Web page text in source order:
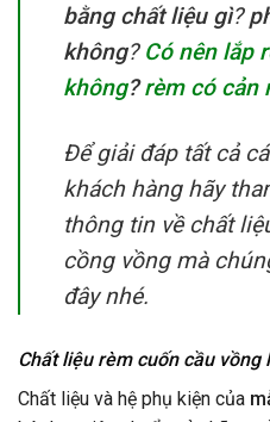
bằng chất liệu gì?
không? Có nên lắp
không?rèm có cản
Để giải đáp tất cả
khách hàng hãy
thông tin về chất
cồng vồng mà
đây nhé.
Chất liệu rèm cuốn cầu vồng
Chất liệu và hệ phụ kiện của